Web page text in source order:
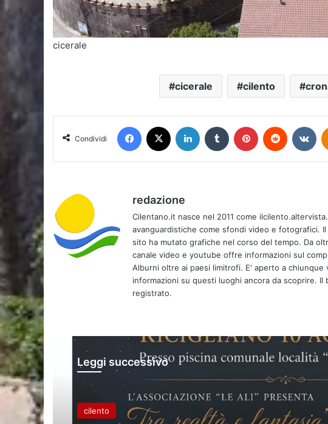
cicerale
cicerale cilento
Condividi
Facebook LinkedIn Tumblr Pinterest Reddit
redazione
Cilentano.it nasce nel 2011 come
avanguardistiche come sfondi video e fotografici.
sito ha mutato grafiche nel corso del tempo. Da
canale video e youtube offre informazioni sul
Alburni oltre ai paesi limitrofi. E' aperto a
informazioni su questi luoghi ancora da scoprire.
registrato.
Leggi successivo
cilento